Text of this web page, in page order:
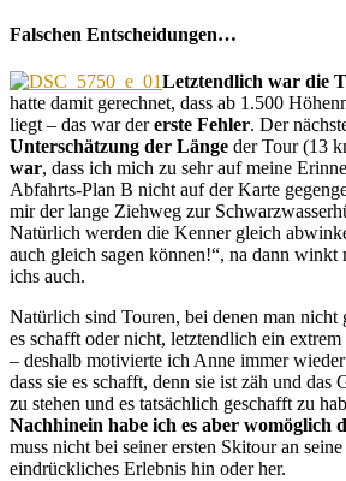
Falschen Entscheidungen…
Letztendlich war die
hatte damit gerechnet, dass ab 1.500
liegt – das war dererste Fehler. Der
Unterschätzung der Länge der Tour (13
war, dass ich mich zu sehr auf meine
Abfahrts-Plan B nicht auf der Karte
mir der lange Ziehweg zur
Natürlich werden die Kenner gleich
auch gleich sagen können!“, na dann winkt
ichs auch.
Natürlich sind Touren, bei denen man nicht
es schafft oder nicht, letztendlich ein
– deshalb motivierte ich Anne immer
dass sie es schafft, denn sie ist zäh und das
zu stehen und es tatsächlich geschafft zu
Nachhinein habe ich es aber womöglich
muss nicht bei seiner ersten Skitour an
eindrückliches Erlebnis hin oder her.